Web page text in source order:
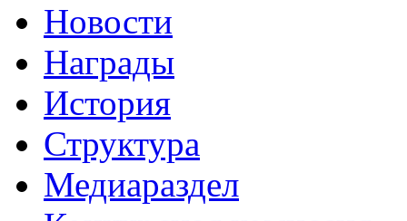
Новости
Награды
История
Структура
Медиараздел